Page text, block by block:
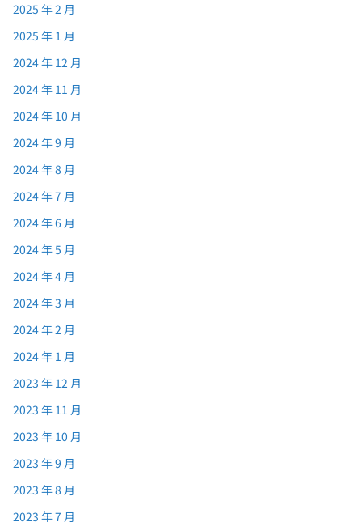
2025 年 2 月
2025 年 1 月
2024 年 12 月
2024 年 11 月
2024 年 10 月
2024 年 9 月
2024 年 8 月
2024 年 7 月
2024 年 6 月
2024 年 5 月
2024 年 4 月
2024 年 3 月
2024 年 2 月
2024 年 1 月
2023 年 12 月
2023 年 11 月
2023 年 10 月
2023 年 9 月
2023 年 8 月
2023 年 7 月